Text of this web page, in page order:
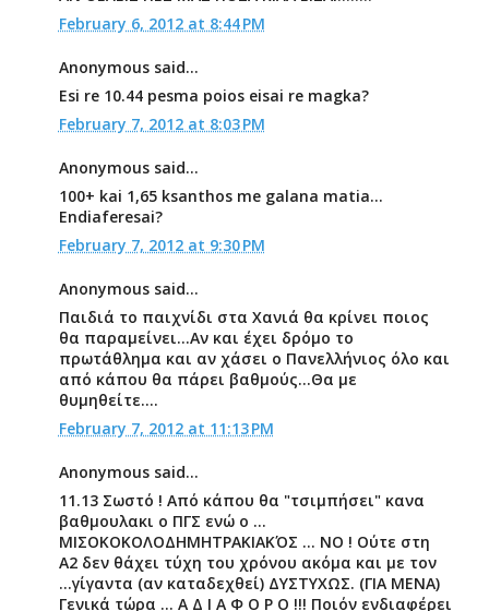
February 6, 2012 at 8:44 PM
Anonymous said...
Esi re 10.44 pesma poios eisai re magka?
February 7, 2012 at 8:03 PM
Anonymous said...
100+ kai 1,65 ksanthos me galana matia...
Endiaferesai?
February 7, 2012 at 9:30 PM
Anonymous said...
Παιδιά το παιχνίδι στα Χανιά θα κρίνει ποιος
θα παραμείνει...Αν και έχει δρόμο το
πρωτάθλημα και αν χάσει ο Πανελλήνιος όλο και
από κάπου θα πάρει βαθμούς...Θα με
θυμηθείτε....
February 7, 2012 at 11:13 PM
Anonymous said...
11.13 Σωστό ! Από κάπου θα "τσιμπήσει" κανα
βαθμουλακι ο ΠΓΣ ενώ ο ...
ΜΙΣΟΚΟΚΟΛΟΔΗΜΗΤΡΑΚΙΑΚΌΣ ... ΝΟ ! Ούτε στη
Α2 δεν θάχει τύχη του χρόνου ακόμα και με τον
...γίγαντα (αν καταδεχθεί) ΔΥΣΤΥΧΩΣ. (ΓΙΑ ΜΕΝΑ)
Γενικά τώρα ... Α Δ Ι Α Φ Ο Ρ Ο !!! Ποιόν ενδιαφέρει